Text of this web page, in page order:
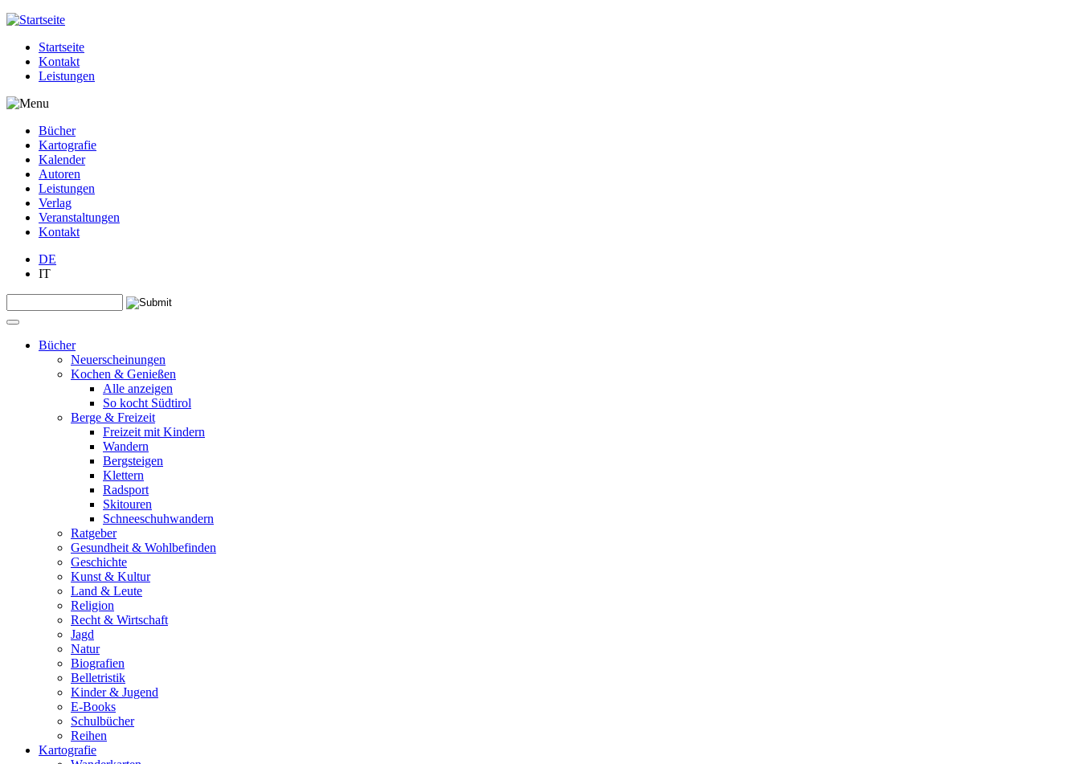
Jump to navigation
Startseite
Kontakt
Leistungen
Bücher
Kartografie
Kalender
Autoren
Leistungen
Verlag
Veranstaltungen
Kontakt
DE
IT
Suchformular
Bücher
Neuerscheinungen
Kochen & Genießen
Alle anzeigen
So kocht Südtirol
Berge & Freizeit
Freizeit mit Kindern
Wandern
Bergsteigen
Klettern
Radsport
Skitouren
Schneeschuhwandern
Ratgeber
Gesundheit & Wohlbefinden
Geschichte
Kunst & Kultur
Land & Leute
Religion
Recht & Wirtschaft
Jagd
Natur
Biografien
Belletristik
Kinder & Jugend
E-Books
Schulbücher
Reihen
Kartografie